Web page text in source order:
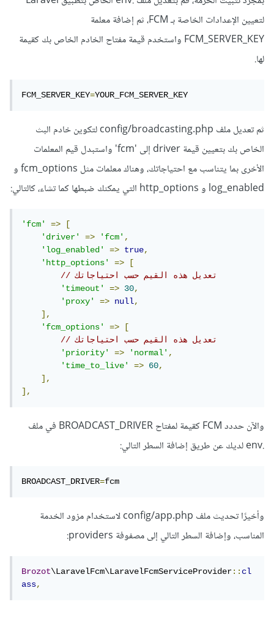
لتعيين الإعدادات الخاصة بـ FCM، ثم إضافة معلمة
FCM_SERVER_KEY واستخدم قيمة مفتاح الخادم الخاص بك كقيمة
لها.
FCM_SERVER_KEY=YOUR_FCM_SERVER_KEY
ثم تعديل ملف config/broadcasting.php لتكوين خادم البث
الخاص بك بتعيين قيمة driver إلى 'fcm' واستبدل قيم المعلمات
الأخرى بما يتناسب مع احتياجاتك، وهناك معلمات مثل fcm_options و
log_enabled و http_options التي يمكنك ضبطها كما تشاء، كالتالي:
'fcm' =>
[
'driver'
=> 'fcm',
'log_enabled'
=> true,
'http_options'
=>
[
// تعديل هذه القيم حسب احتياجاتك
'timeout'
=> 30,
'proxy'
=> null,
],
'fcm_options'
=>
[
// تعديل هذه القيم حسب احتياجاتك
'priority'
=> 'normal',
'time_to_live'
=> 60,
],
],
والآن حددد FCM كقيمة لمفتاح BROADCAST_DRIVER في ملف
BROADCAST_DRIVER=fcm
وأخيرًا تحديث ملف config/app.php لاستخدام مزود الخدمة
المناسب، وإضافة السطر التالي إلى مصفوفة providers:
Brozot\LaravelFcm\LaravelFcmServiceProvider::cl
ass,